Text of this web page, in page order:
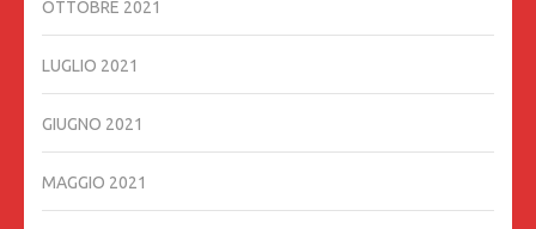
OTTOBRE 2021
LUGLIO 2021
GIUGNO 2021
MAGGIO 2021